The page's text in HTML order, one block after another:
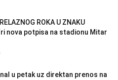
ROKA U ZNAKU
nova potpisa na stadionu Mitar
u petak uz direktan prenos na